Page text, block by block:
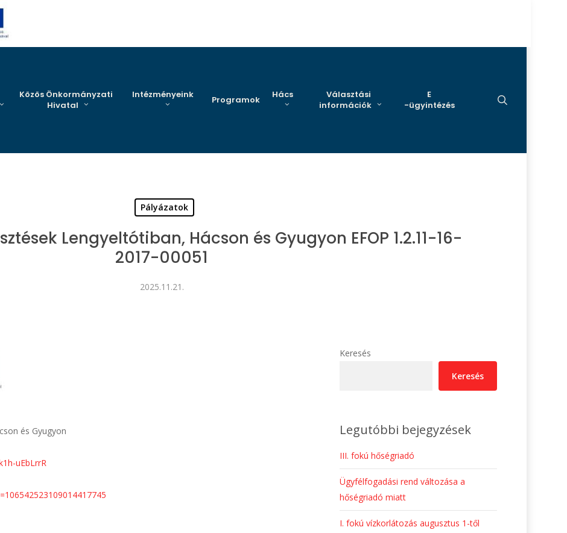
Közös Önkormányzati
Hivatal
Intézményeink Programok Hács
Választási
információk
E
-ügyintézés
Pályázatok
Lengyeltótiban, Hácson és Gyugyon EFOP 1.2.11-16-
2017-00051
2025.11.21.
és Gyugyon
uEbLrrR
Keresés
Keresés
Legutóbbi bejegyzések
III. fokú hőségriadó
Ügyfélfogadási rend változása a
hőségriadó miatt
I. fokú vízkorlátozás augusztus 1-től